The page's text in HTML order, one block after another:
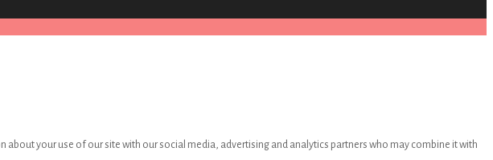
your use of our site with our social media, advertising and analytics partners who may combine it with